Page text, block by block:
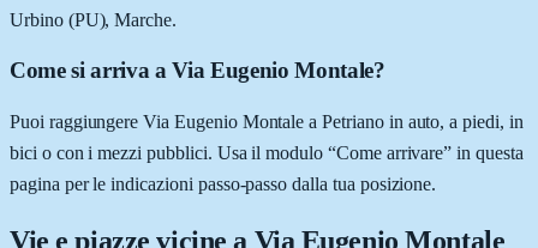
Urbino (PU), Marche.
Come si arriva a Via Eugenio Montale?
Puoi raggiungere Via Eugenio Montale a Petriano in auto, a piedi, in
bici o con i mezzi pubblici. Usa il modulo “Come arrivare” in questa
pagina per le indicazioni passo-passo dalla tua posizione.
Vie e piazze vicine a Via Eugenio Montale